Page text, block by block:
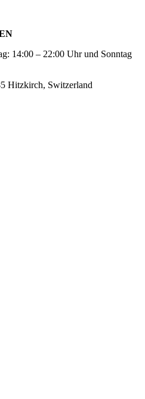
14:00 – 22:00 Uhr und Sonntag
Hitzkirch, Switzerland